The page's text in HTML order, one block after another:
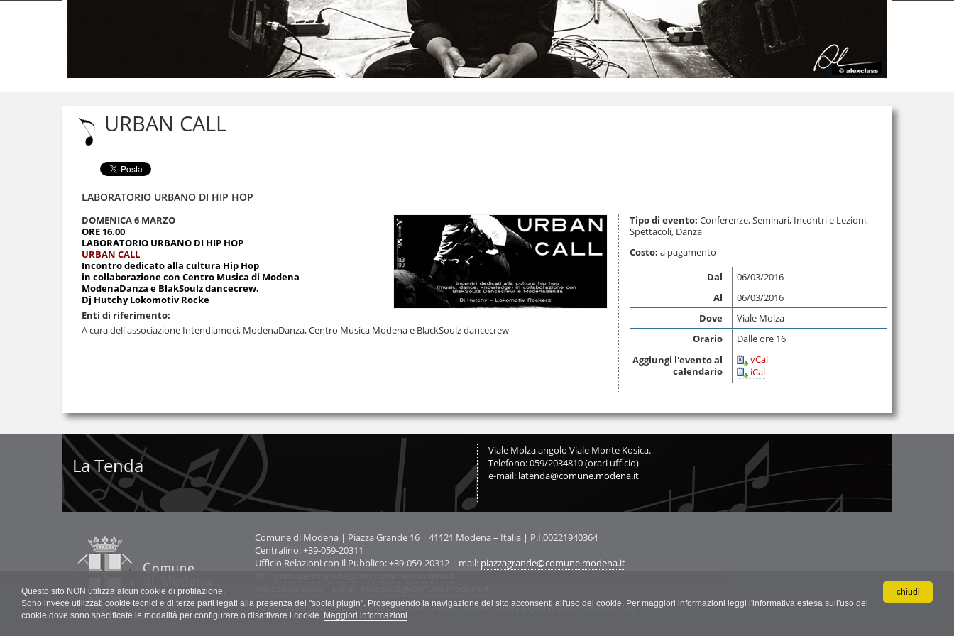
chiudi
Questo sito NON utilizza alcun cookie di profilazione.
Sono invece utilizzati cookie tecnici e di terze parti legati alla presenza dei "social plugin". Proseguendo la navigazione del sito acconsenti all'uso dei cookie. Per maggiori informazioni leggi l'informativa estesa sull'uso dei
cookie dove sono specificate le modalità per configurare o disattivare i cookie. Maggiori informazioni
Salta
navigazione
URBAN CALL
LABORATORIO URBANO DI HIP HOP
DOMENICA 6 MARZO
ORE 16.00
LABORATORIO URBANO DI HIP HOP
URBAN CALL
Incontro dedicato alla cultura Hip Hop
in collaborazione con Centro Musica di Modena
ModenaDanza e BlakSoulz dancecrew.
Dj Hutchy Lokomotiv Rocke
Enti di riferimento:
A cura dell'associazione Intendiamoci, ModenaDanza, Centro Musica Modena e BlackSoulz dancecrew
Tipo di evento: Conferenze, Seminari, Incontri e Lezioni,
Spettacoli, Danza
Costo: a pagamento
Dal
06/03/2016
Al
06/03/2016
Dove
Viale Molza
Orario
Dalle ore 16
Aggiungi l'evento al
calendario
vCal
iCal
La Tenda
Viale Molza angolo Viale Monte Kosica.
Telefono: 059/2034810 (orari ufficio)
e-mail: latenda@comune.modena.it
Contatti
Comune di Modena | Piazza Grande 16 | 41121 Modena – Italia | P.I.00221940364
Centralino: +39-059-20311
Ufficio Relazioni con il Pubblico: +39-059-20312 | mail: piazzagrande@comune.modena.it
Questo sito è stato testato e ottimizzato per Firefox, Chrome, Safari, Explorer (Ver. 9 e successive).